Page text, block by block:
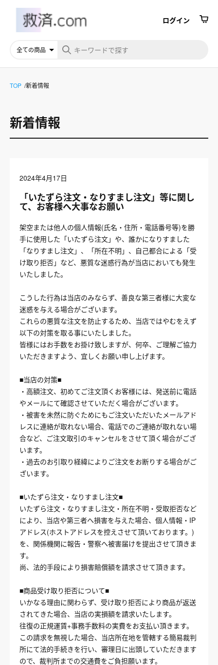
ログイン
TOP 新着情報
新着情報
2024年4月17日
「いたずら注文・なりすまし注文」等に関し
て、お客様へ大事なお願い
架空または他人の個人情報(氏名・住所・電話番号等)を勝
手に使用した「いたずら注文」や、誰かになりすました
「なりすまし注文」、「所在不明」、自己都合による「受
け取り拒否」など、悪質な迷惑行為が当店においても発生
いたしました。
こうした行為は当店のみならず、善良な第三者様に大変な
迷惑を与える場合がございます。
これらの悪質な注文を防止するため、当店ではやむをえず
以下の対策を取る事にいたしました。
皆様にはお手数をお掛け致しますが、何卒、ご理解ご協力
いただきますよう、宜しくお願い申し上げます。
■当店の対策■
・高額注文、初めてご注文頂くお客様には、発送前に電話
やメールにて確認させていただく場合がございます。
・被害を未然に防ぐためにもご注文いただいたメールアド
レスに連絡が取れない場合、電話でのご連絡が取れない場
合など、ご注文取引のキャンセルをさせて頂く場合がござ
います。
・過去のお引取り経緯によりご注文をお断りする場合がご
ざいます。
■いたずら注文・なりすまし注文■
いたずら注文・なりすまし注文・所在不明・受取拒否など
により、当店や第三者へ損害を与えた場合、個人情報・IP
アドレス(ホストアドレスを控えさせて頂いております。)
を、関係機関に報告・警察へ被害届けを提出させて頂きま
す。
尚、法的手段により損害賠償額を請求させて頂きます。
■商品受け取り拒否について■
いかなる理由に関わらず、受け取り拒否により商品が返送
されてきた場合、当店の実損額を請求いたします。
往復の正規運賃+事務手数料の実費をお支払い頂きます。
この請求を無視した場合、当店所在地を管轄する簡易裁判
所にて法的手続きを行い、審理日に出頭していただきます
ので、裁判所までの交通費をご負担願います。